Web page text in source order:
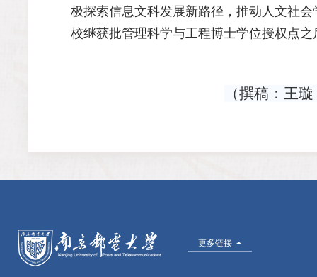
极探索信息文科发展新路径，推动人文社
校继获批管理科学与工程博士学位授权点
（撰稿：王
更多链接